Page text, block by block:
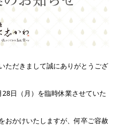
ただきまして誠にありがとうござ
日（月）を臨時休業させていた
おかけいたしますが、何卒ご容赦